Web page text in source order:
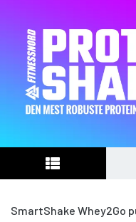
SmartShake Whey2Go